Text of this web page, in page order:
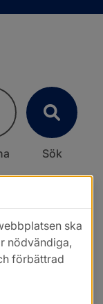
Sök
ska
nödvändiga,
förbättrad